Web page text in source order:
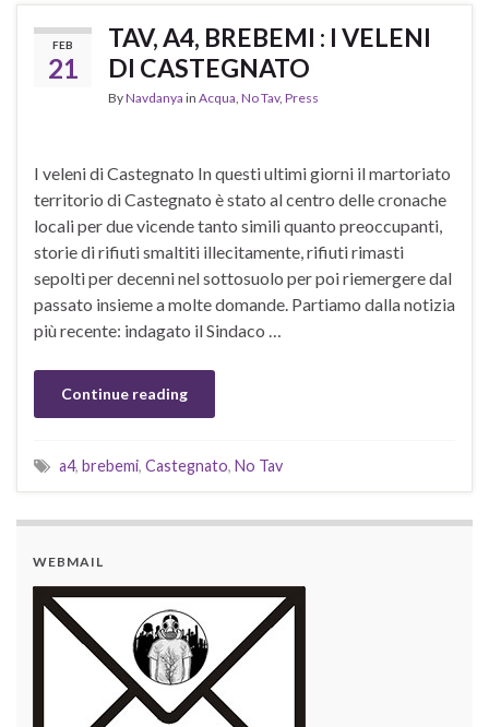
FEB
21
TAV, A4, BREBEMI : I VELENI
DI CASTEGNATO
ByNavdanya in Acqua, No Tav, Press
I veleni di Castegnato In questi ultimi giorni il martoriato
territorio di Castegnato è stato al centro delle cronache
locali per due vicende tanto simili quanto preoccupanti,
storie di rifiuti smaltiti illecitamente, rifiuti rimasti
sepolti per decenni nel sottosuolo per poi riemergere dal
passato insieme a molte domande. Partiamo dalla notizia
più recente: indagato il Sindaco …
Continue reading
a4, brebemi, Castegnato, No Tav
WEBMAIL